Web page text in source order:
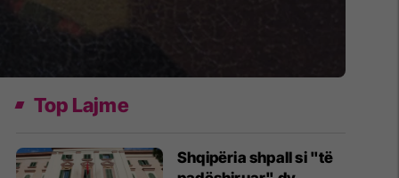
Top Lajme
Shqipëria shpall si "të